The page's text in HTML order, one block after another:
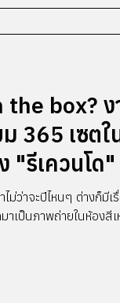
box?
365 เซต
"รีเควนโด"
ม่ว่าจะปีไหนๆ ต่างก็มี
าเป็นภาพถ่ายในห้องสี